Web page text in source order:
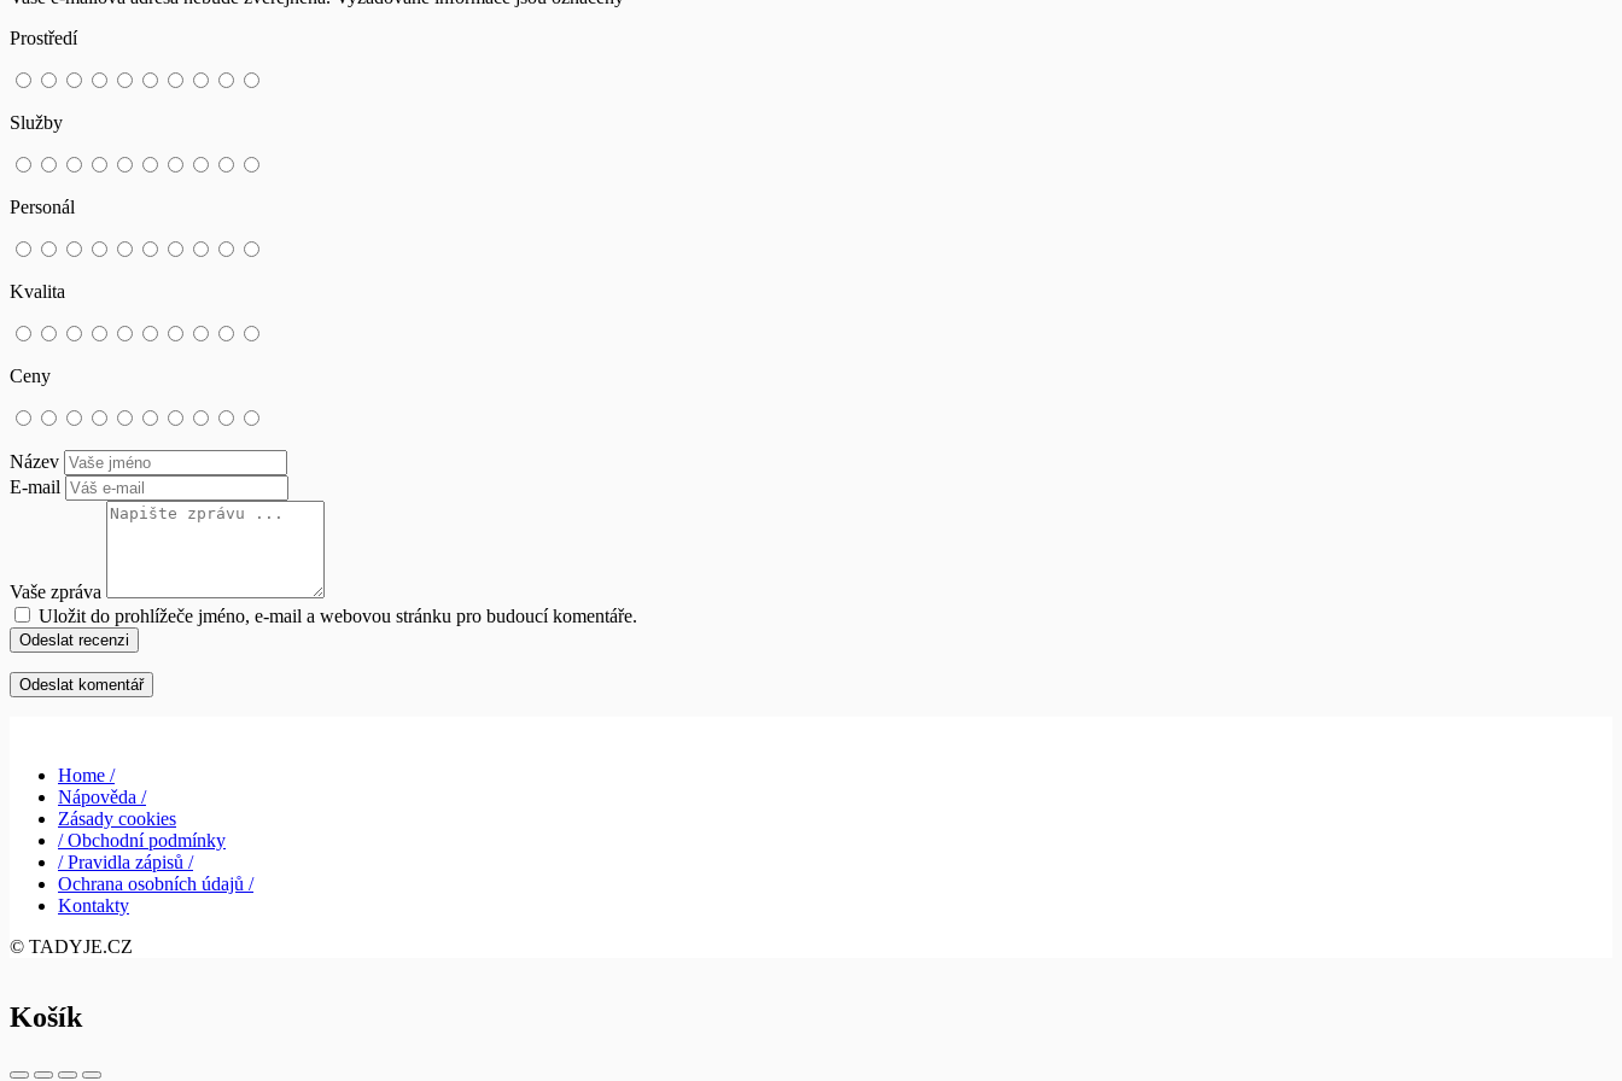
Prostředí
Služby
Personál
Kvalita
Ceny
Název
E-mail
Vaše zpráva
Uložit do prohlížeče jméno, e-mail a webovou stránku pro budoucí komentáře.
Odeslat recenzi
Home /
Nápověda /
Zásady cookies
/ Obchodní podmínky
/ Pravidla zápisů /
Ochrana osobních údajů /
Kontakty
© TADYJE.CZ
Košík